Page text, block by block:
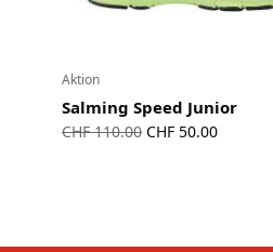
Aktion
Salming Speed Junior
CHF110.00 Ursprünglicher
CHF 50.00Aktueller